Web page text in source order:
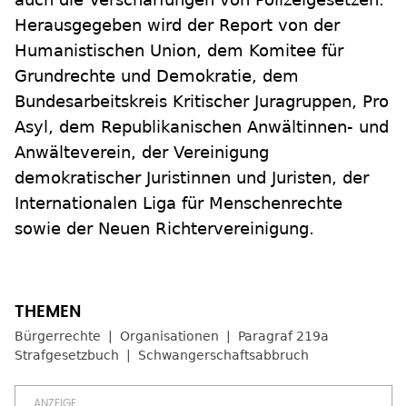
Herausgegeben wird der Report von der
Humanistischen Union, dem Komitee für
Grundrechte und Demokratie, dem
Bundesarbeitskreis Kritischer Juragruppen, Pro
Asyl, dem Republikanischen Anwältinnen- und
Anwälteverein, der Vereinigung
demokratischer Juristinnen und Juristen, der
Internationalen Liga für Menschenrechte
sowie der Neuen Richtervereinigung.
Bürgerrechte Organisationen
Paragraf 219a
Strafgesetzbuch
Schwangerschaftsabbruch